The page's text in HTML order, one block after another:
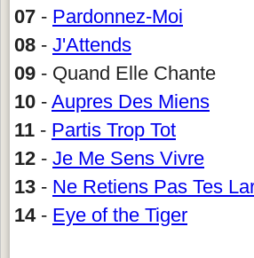
07 - Pardonnez-Moi
08 - J'Attends
09 - Quand Elle Chante
10 - Aupres Des Miens
11 - Partis Trop Tot
12 - Je Me Sens Vivre
13 - Ne Retiens Pas Tes
14- Eye of the Tiger